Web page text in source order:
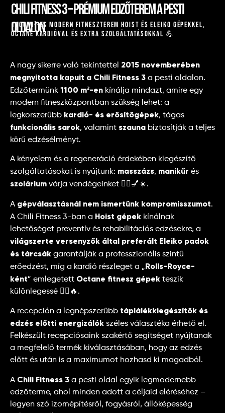
Chili Fitness 3 – Prémium edzőterem a pesti
oldalon
1100 m²-es modern fitneszterem Hoist és Eleiko gépekkel,
Octane kardióval és extra szolgáltatásokkal 💪
A nagy sikerre való tekintettel 2015 novemberében
megnyitotta kapuit a Chili Fitness 3 a pesti oldalon.
Edzőtermünk 1100 m²-en kínálja mindazt, amire egy
modern fitneszközpontban szükség lehet: a
legkorszerűbb kardió- és erősítőgépek, tágas
funkcionális sarok, valamint szauna biztosítják a teljes
körű edzésélményt.
A kényelem és a regeneráció érdekében kiegészítő
szolgáltatásokat is nyújtunk: masszázs, manikűr és
szolárium várja vendégeinket 🧖‍♂️💅☀️.
A gépválasztásnál nem ismertünk kompromisszumot.
A Chili Fitness 3-ban a Hoist gépek kínálnak
lehetőséget preventív és rehabilitációs edzésekre, a
világszerte versenyzők által preferált Eleiko padok
és tárcsák garantálják a professzionális szintű
erőedzést, míg a kardió részleget a „Rolls-Royce-
ként” emlegetett Octane fitnesz gépek teszik
különlegessé 🚴‍♀️🔥.
A recepción a legnépszerűbb táplálékkiegészítők és
edzés előtti energizálók széles választéka érhető el.
Felkészült recepciósaink szakértő segítséget nyújtanak
a megfelelő termék kiválasztásában, hogy az edzés
előtt és után is a maximumot hozhasd ki magadból.
A Chili Fitness 3 a pesti oldal egyik legmodernebb
edzőterme, ahol minden adott a céljaid eléréséhez –
legyen szó izomépítésről, fogyásról, állóképesség